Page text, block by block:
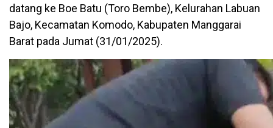
datang ke Boe Batu (Toro Bembe), Kelurahan Labuan
Bajo, Kecamatan Komodo, Kabupaten Manggarai
Barat pada Jumat (31/01/2025).